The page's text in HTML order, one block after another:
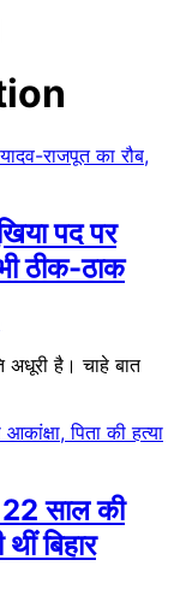
पद पर
ठीक-ठाक
अधूरी है। चाहे बात
22 साल की
बिहार